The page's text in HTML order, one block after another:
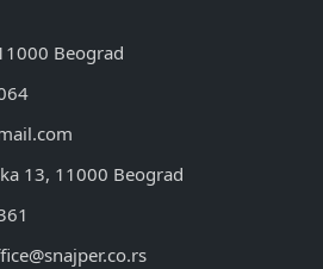
Beograd
13, 11000 Beograd